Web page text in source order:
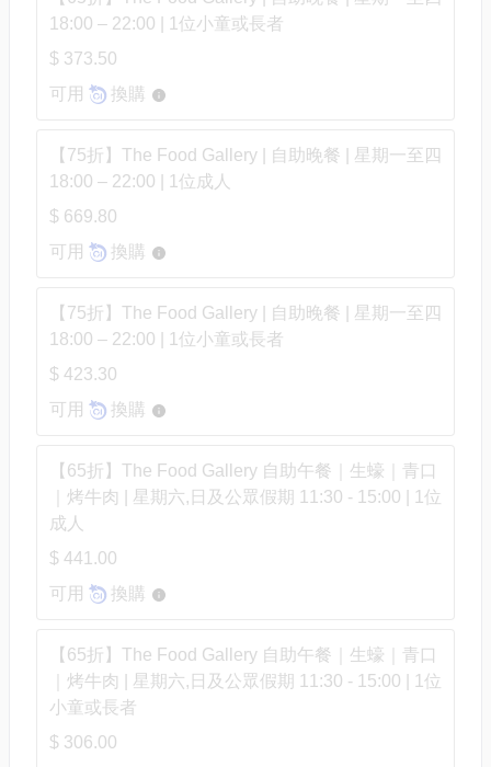
18:00 – 22:00 | 1位小童或長者
$ 373.50
可用
換購
【75折】The Food Gallery | 自助晚餐 | 星期一至四
18:00 – 22:00 | 1位成人
$ 669.80
可用
換購
【75折】The Food Gallery | 自助晚餐 | 星期一至四
18:00 – 22:00 | 1位小童或長者
$ 423.30
可用
換購
【65折】The Food Gallery 自助午餐｜生蠔｜青口
｜烤牛肉 | 星期六,日及公眾假期 11:30 - 15:00 | 1位
成人
$ 441.00
可用
換購
【65折】The Food Gallery 自助午餐｜生蠔｜青口
｜烤牛肉 | 星期六,日及公眾假期 11:30 - 15:00 | 1位
小童或長者
$ 306.00